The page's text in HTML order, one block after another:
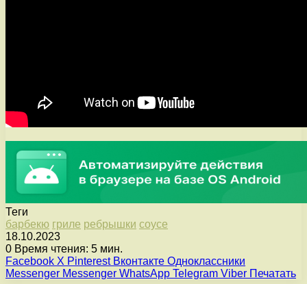
Теги
барбекю гриле ребрышки соусе
18.10.2023
0 Время чтения: 5 мин.
Facebook X Pinterest Вконтакте Одноклассники
Messenger Messenger WhatsApp Telegram Viber Печатать